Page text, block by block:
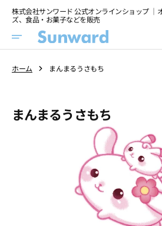
Content
株式会社サンワード 公式オンラインショップ ｜
ズ、食品・お菓子などを販売
ホーム まんまるうさもち
Collection:
まんまるうさもち